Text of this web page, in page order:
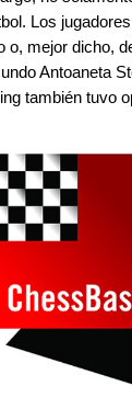
Los
mejor dicho,
Antoaneta
también tuvo